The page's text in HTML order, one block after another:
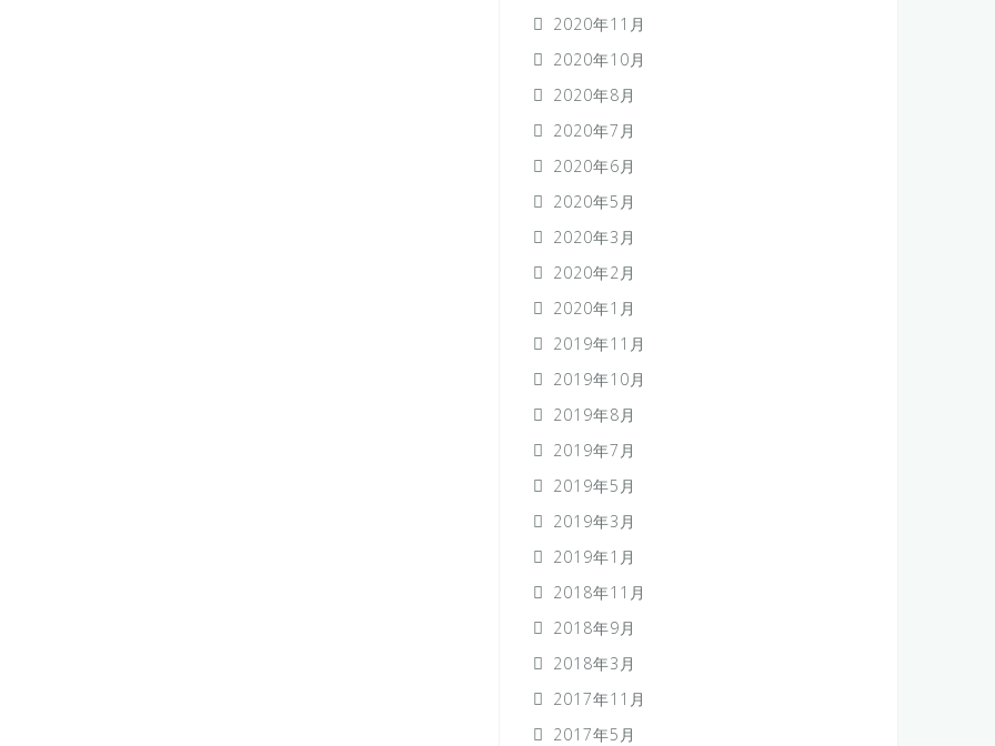
2020年11月
2020年10月
2020年8月
2020年7月
2020年6月
2020年5月
2020年3月
2020年2月
2020年1月
2019年11月
2019年10月
2019年8月
2019年7月
2019年5月
2019年3月
2019年1月
2018年11月
2018年9月
2018年3月
2017年11月
2017年5月